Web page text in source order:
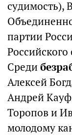
судимость),
партии
Среди
Алексей
Андрей
Торопов и
молодому